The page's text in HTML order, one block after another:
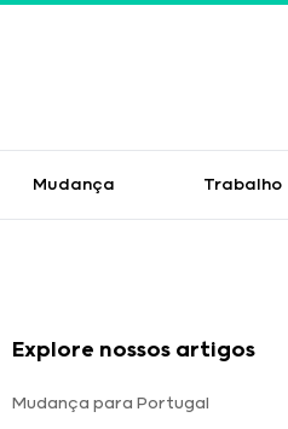
Mudança Trabalho
Explore nossos artigos
Mudança para Portugal